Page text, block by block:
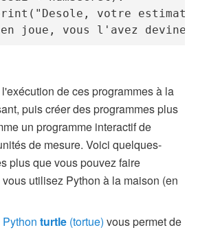
votre
joue, vous l'avez devine
de ces programmes à la
puis créer des programmes plus
un programme interactif de
de mesure. Voici quelques-
plus que vous pouvez faire
utilisez Python à la maison (en
Pythonturtle (tortue) vous permet de